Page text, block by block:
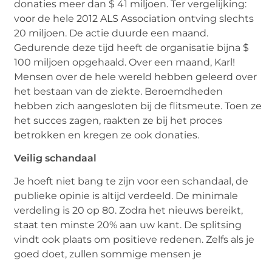
donaties meer dan $ 41 miljoen. Ter vergelijking:
voor de hele 2012 ALS Association ontving slechts
20 miljoen. De actie duurde een maand.
Gedurende deze tijd heeft de organisatie bijna $
100 miljoen opgehaald. Over een maand, Karl!
Mensen over de hele wereld hebben geleerd over
het bestaan ​​van de ziekte. Beroemdheden
hebben zich aangesloten bij de flitsmeute. Toen ze
het succes zagen, raakten ze bij het proces
betrokken en kregen ze ook donaties.
Veilig schandaal
Je hoeft niet bang te zijn voor een schandaal, de
publieke opinie is altijd verdeeld. De minimale
verdeling is 20 op 80. Zodra het nieuws bereikt,
staat ten minste 20% aan uw kant. De splitsing
vindt ook plaats om positieve redenen. Zelfs als je
goed doet, zullen sommige mensen je